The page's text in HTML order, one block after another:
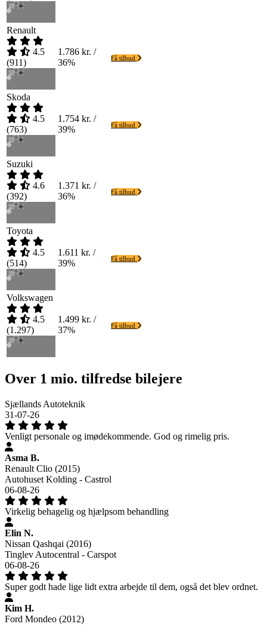
Renault
4.5
(911)
1.786 kr. /
36%
Få tilbud
Skoda
4.5
(763)
1.754 kr. /
39%
Få tilbud
Suzuki
4.6
(392)
1.371 kr. /
36%
Få tilbud
Toyota
4.5
(514)
1.611 kr. /
39%
Få tilbud
Volkswagen
4.5
(1.297)
1.499 kr. /
37%
Få tilbud
Over 1 mio. tilfredse bilejere
Sjællands Autoteknik
31-07-26
Venligt personale og imødekommende. God og rimelig pris.
Asma B.
Renault Clio (2015)
Autohuset Kolding - Castrol
06-08-26
Virkelig behagelig og hjælpsom behandling
Elin N.
Nissan Qashqai (2016)
Tinglev Autocentral - Carspot
06-08-26
Super godt hade lige lidt extra arbejde til dem, også det blev ordnet.
Kim H.
Ford Mondeo (2012)